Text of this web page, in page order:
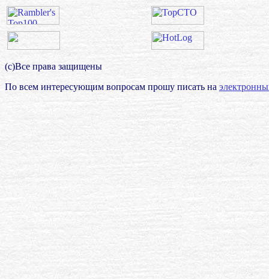
(с)Все права защищены
По всем интересующим вопросам прошу писать на